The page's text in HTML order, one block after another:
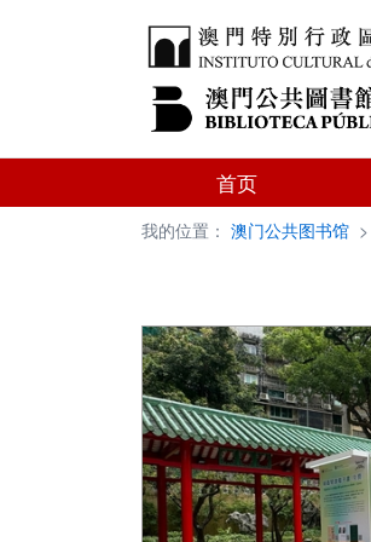
首页
我的位置： 澳门公共图书馆 >